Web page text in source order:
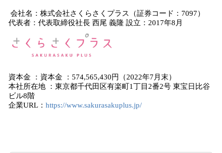
会社名：株式会社さくらさくプラス（証券コード：7097）
代表者：代表取締役社長 西尾 義隆 設立：2017年8月
資本金 ：資本金 ：574,565,430円（2022年7月末）
本社所在地 ：東京都千代田区有楽町1丁目2番2号 東宝日比谷
ビル8階
企業URL： https://www.sakurasakuplus.jp/